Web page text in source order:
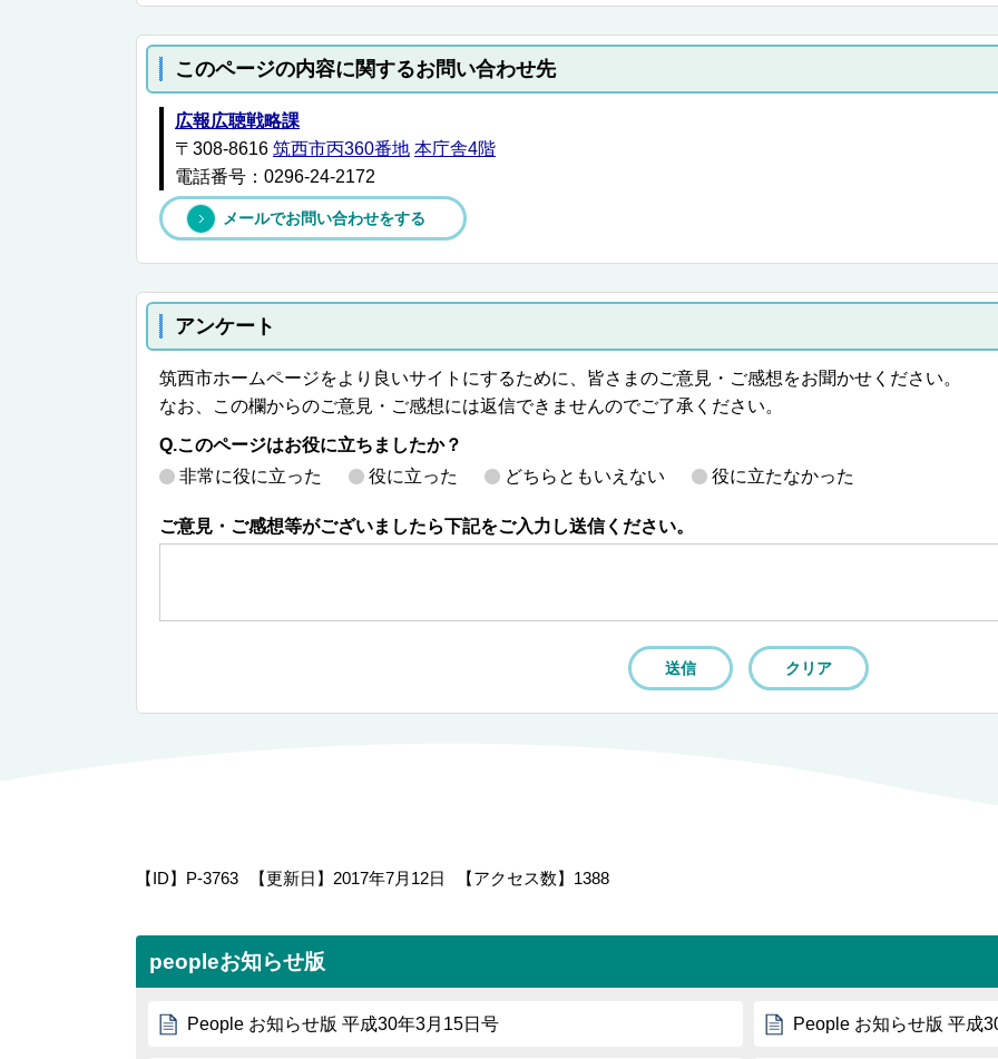
このページの内容に関するお問い合わせ先
広報広聴戦略課
〒308-8616 筑西市丙360番地 本庁舎4階
電話番号：0296-24-2172
メールでお問い合わせをする
アンケート
筑西市ホームページをより良いサイトにするために、皆さまのご意見・ご感想をお聞かせください。
なお、この欄からのご意見・ご感想には返信できませんのでご了承ください。
Q.このページはお役に立ちましたか？
非常に役に立った
役に立った どちらともいえない 役に立たなかった
ご意見・ご感想等がございましたら下記をご入力し送信ください。
【ID】 P-3763 【更新日】 2017年7月12日 【アクセス数】 1388
peopleお知らせ版
People お知らせ版 平成30年3月15日号 People お知らせ版 平成